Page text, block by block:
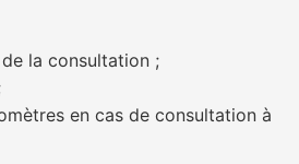
la consultation ;
en cas de consultation à